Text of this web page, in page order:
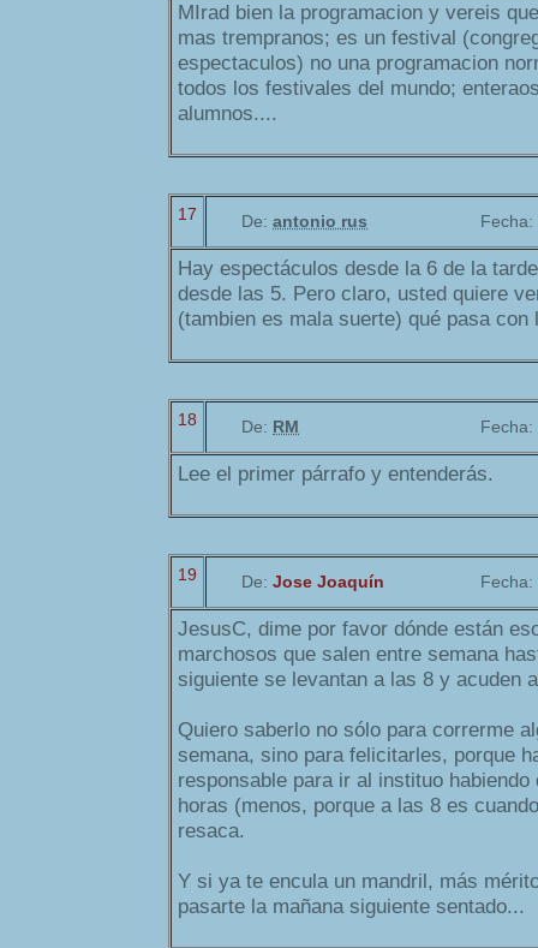
MIrad bien la programacion y vereis
mas trempranos; es un festival
espectaculos) no una programacion
todos los festivales del mundo;
alumnos....
17 De: antonio rus Fecha:
Hay espectáculos desde la 6 de la
desde las 5. Pero claro, usted quiere
(tambien es mala suerte) qué pasa con
18 De: RM Fecha:
Lee el primer párrafo y entenderás.
19 De: Jose Joaquín Fecha:
JesusC, dime por favor dónde están
marchosos que salen entre semana
siguiente se levantan a las 8 y acuden
Quiero saberlo no sólo para correrme
semana, sino para felicitarles, porque
responsable para ir al instituo habiendo
horas (menos, porque a las 8 es
resaca.
Y si ya te encula un mandril, más
pasarte la mañana siguiente sentado...